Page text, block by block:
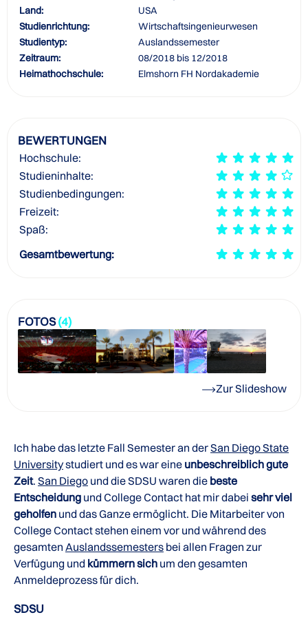
Land:
USA
Studienrichtung:
Wirtschaftsingenieurwesen
Studientyp:
Auslandssemester
Zeitraum:
08/2018 bis 12/2018
Heimathochschule:
Elmshorn FH Nordakademie
BEWERTUNGEN
Hochschule:
Studieninhalte:
Studienbedingungen:
Freizeit:
Spaß:
Gesamtbewertung:
FOTOS(4)
Zur Slideshow
Ich habe das letzte Fall Semester an derSan Diego State
Universitystudiert und es war eine unbeschreiblich gute
Zeit. San Diego und die SDSU waren die beste
Entscheidung und College Contact hat mir dabei sehr viel
geholfen und das Ganze ermöglicht. Die Mitarbeiter von
College Contact stehen einem vor und während des
gesamten Auslandssemesters bei allen Fragen zur
Verfügung und kümmern sich um den gesamten
Anmeldeprozess für dich.
SDSU